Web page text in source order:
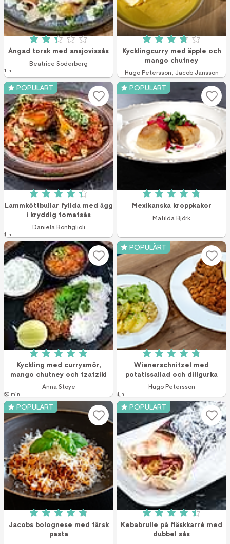
Betyg: 2.3 av 5 (50 röster)
Ångad torsk med ansjovissås
Beatrice Söderberg
1 h
Betyg: 3.8 av 5
Kycklingcurry med äpple och
mango chutney
Hugo Petersson, Jacob Jansson
POPULÄRT
Betyg: 4.3 av 5 (14 röster)
Lammköttbullar fyllda med ägg
i kryddig tomatsås
Daniela Bonfiglioli
1 h
POPULÄRT
Betyg: 4.8 av 5
Mexikanska kroppkakor
Matilda Björk
Betyg: 5 av 5 (5 röster)
Kyckling med currysmör,
mango chutney och tzatziki
Anna Stoye
50 min
POPULÄRT
Betyg: 4.8 av 5
Wienerschnitzel med
potatissallad och dillgurka
Hugo Petersson
1 h
POPULÄRT
Betyg: 4.8 av 5 (35 röster)
Jacobs bolognese med färsk
pasta
POPULÄRT
Betyg: 4.5 av 5
Kebabrulle på fläskkarré med
dubbel sås